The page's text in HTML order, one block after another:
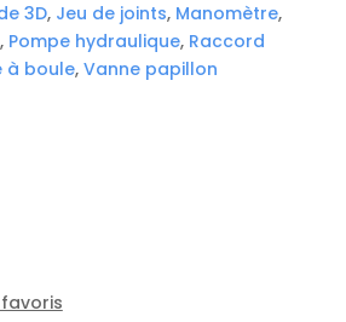
3D, Jeu de joints, Manomètre,
, Pompe hydraulique, Raccord
à boule, Vanne papillon